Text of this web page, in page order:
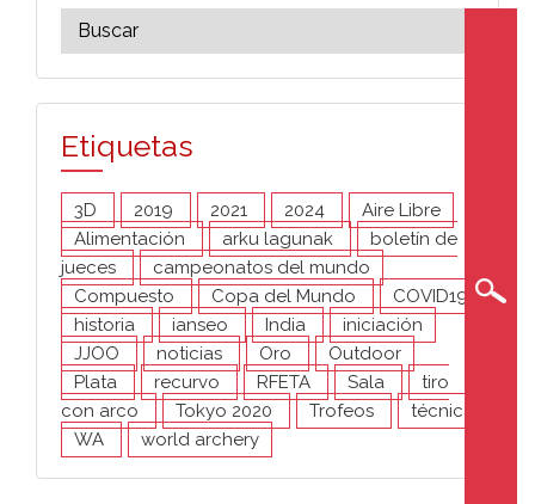
Etiquetas
3D 2019 2021 2024
Aire Libre
Alimentación
arku lagunak
boletín de
jueces
campeonatos del mundo
Compuesto
Copa del Mundo
COVID19
historia
ianseo India
iniciación
JJOO
noticias Oro
Outdoor
Plata
recurvo RFETA Sala
tiro
con arco
Tokyo 2020 Trofeos
técnica
WA
world archery